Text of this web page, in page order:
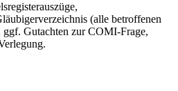
(alle betroffenen
ggf. Gutachten zur COMI-Frage,